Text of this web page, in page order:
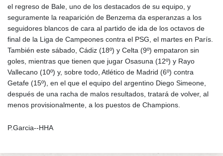
el regreso de Bale, uno de los destacados de su equipo, y
seguramente la reaparición de Benzema da esperanzas a los
seguidores blancos de cara al partido de ida de los octavos de
final de la Liga de Campeones contra el PSG, el martes en París.
También este sábado, Cádiz (18º) y Celta (9º) empataron sin
goles, mientras que tienen que jugar Osasuna (12º) y Rayo
Vallecano (10º) y, sobre todo, Atlético de Madrid (6º) contra
Getafe (15º), en el que el equipo del argentino Diego Simeone,
después de una racha de malos resultados, tratará de volver, al
menos provisionalmente, a los puestos de Champions.
P.Garcia--HHA